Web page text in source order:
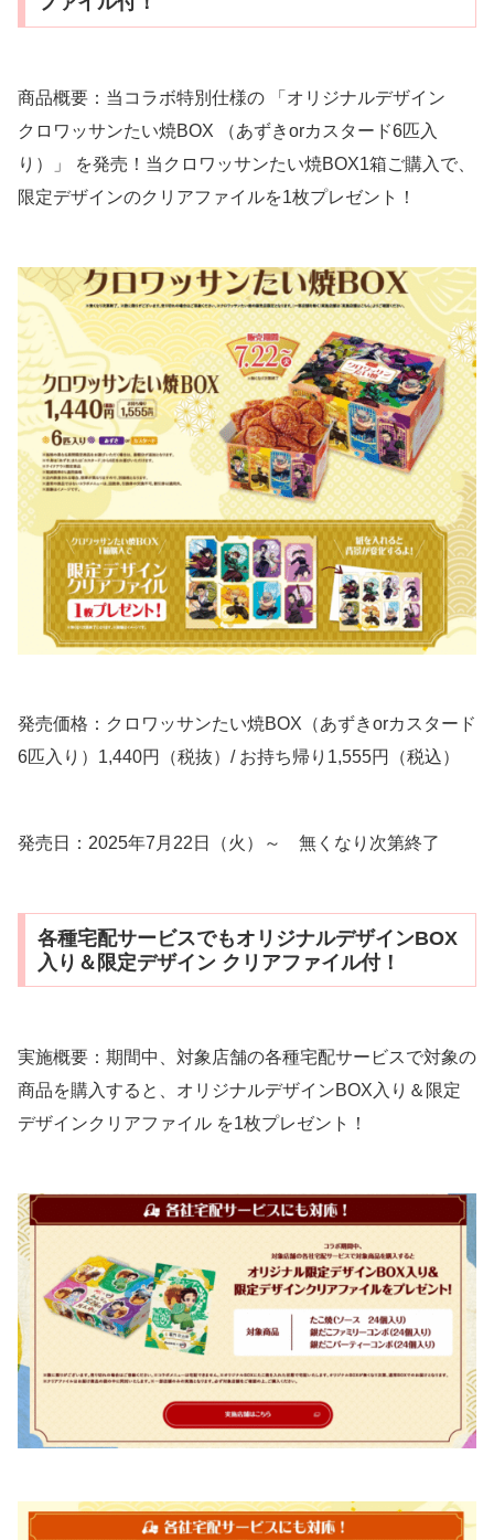
商品概要：当コラボ特別仕様の 「オリジナルデザイン
クロワッサンたい焼BOX （あずきorカスタード6匹入
り）」 を発売！当クロワッサンたい焼BOX1箱ご購入で、
限定デザインのクリアファイルを1枚プレゼント！
発売価格：クロワッサンたい焼BOX（あずきorカスタード
6匹入り）1,440円（税抜）/ お持ち帰り1,555円（税込）
発売日：2025年7月22日（火）～ 無くなり次第終了
各種宅配サービスでもオリジナルデザインBOX
入り＆限定デザイン クリアファイル付！
実施概要：期間中、対象店舗の各種宅配サービスで対象の
商品を購入すると、オリジナルデザインBOX入り＆限定
デザインクリアファイル を1枚プレゼント！